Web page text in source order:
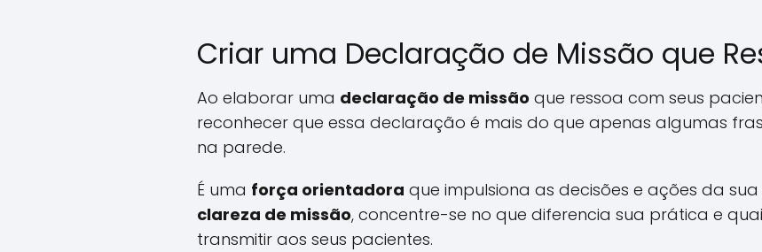
Criar uma Declaração de Missão que
Ao elaborar uma declaração de missão que ressoa com seus
reconhecer que essa declaração é mais do que apenas algumas
na parede.
É uma força orientadora que impulsiona as decisões e ações da
clareza de missão, concentre-se no que diferencia sua prática e
transmitir aos seus pacientes.